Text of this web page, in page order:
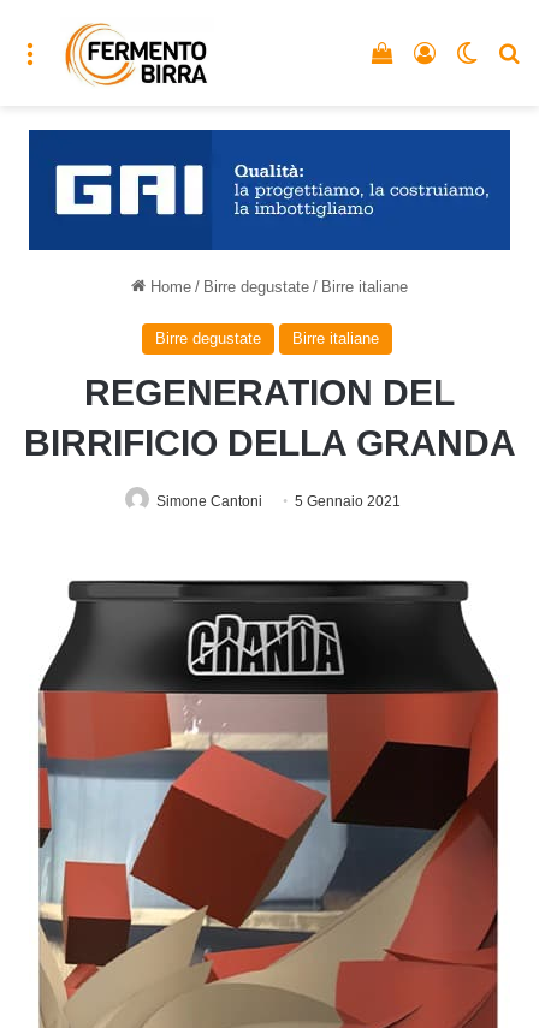
Menu Accedi
Vedi il carrello
Home / Birre degustate / Birre italiane
Birre degustate Birre italiane
REGENERATION DEL
BIRRIFICIO DELLA GRANDA
Simone Cantoni 5 Gennaio 2021